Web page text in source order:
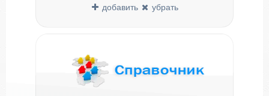
добавить
убрать